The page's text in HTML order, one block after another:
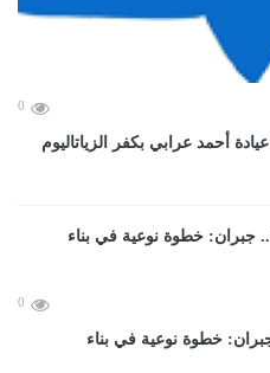
0
أحمد عرابي بكفر الزياتاليوم
0
خطوة نوعية في بناء